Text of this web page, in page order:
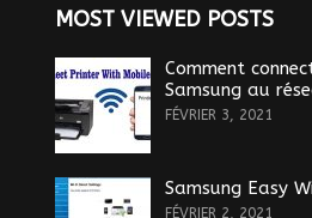
MOST VIEWED POSTS
Comment
Samsung au
FÉVRIER 3, 2021
Samsung Easy
FÉVRIER 2, 2021